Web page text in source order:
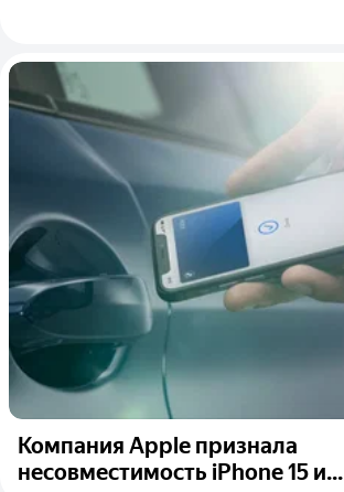
Компания Apple признала
несовместимость iPhone 15 и...